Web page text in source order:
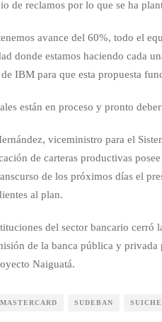
de reclamos por lo que se ha
avance del 60%, todo el
donde estamos haciendo cada
IBM para que esta propuesta
están en proceso y pronto
viceministro para el
de carteras productivas
de los próximos días el
al plan.
del sector bancario cerró
de la banca pública y privada
Naiguatá.
MASTERCARD SUDEBAN